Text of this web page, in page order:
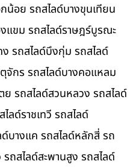
น้อย รถสไลด์บางขุนเทียน
แขม รถสไลด์ราษฎร์บูรณะ
รถสไลด์บึงกุ่ม รถสไลด์
จักร รถสไลด์บางคอแหลม
ย รถสไลด์สวนหลวง รถสไลด์
ลด์ราชเทวี รถสไลด์
บางแค รถสไลด์หลักสี่ รถ
ถสไลด์สะพานสูง รถสไลด์